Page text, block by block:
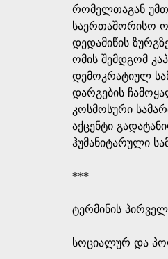
რომელთაგან
საერთაშორისო
დედამიწის
ომის შემდგომ
დემოკრატიულ
დარგების
კოსმოსური
აქცენტი
ჰუმანიტარული
***
ტერმინის
​სოციალურ და